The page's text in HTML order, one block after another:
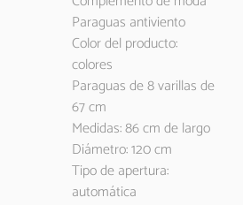
Paraguas antiviento
Color del producto:
colores
Paraguas de 8 varillas de
67 cm
Medidas: 86 cm de largo
Diámetro: 120 cm
Tipo de apertura:
automática